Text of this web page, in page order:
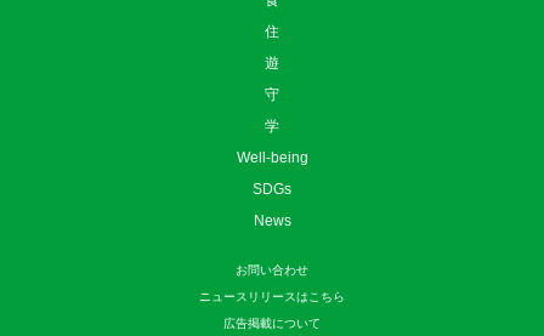
日本のローカルを楽しむ、つなげる、守る。
Follow US
Contents
衣